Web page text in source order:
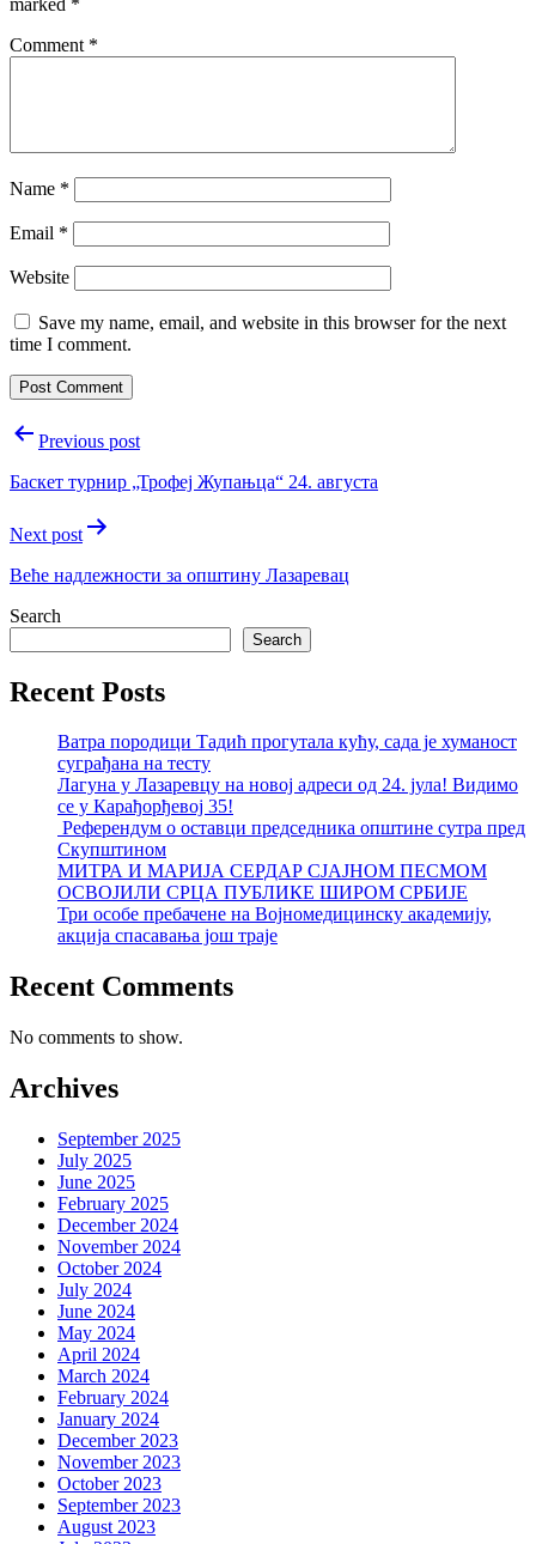
Comment *
Name *
Email *
Website
Save my name, email, and website in this browser for the next
time I comment.
PostPrevious post
Баскет турнир „Трофеј Жупањца“ 24. августа
Next post
Веће надлежности за општину Лазаревац
Search
Search
Recent Posts
Ватра породици Тадић прогутала кућу, сада је хуманост
суграђана на тесту
Лагуна у Лазаревцу на новој адреси од 24. јула! Видимо
се у Карађорђевој 35!
Референдум о оставци председника општине сутра пред
Скупштином
МИТРА И МАРИЈА СЕРДАР СЈАЈНОМ ПЕСМОМ
ОСВОЈИЛИ СРЦА ПУБЛИКЕ ШИРОМ СРБИЈЕ
Три особе пребачене на Војномедицинску академију,
акција спасавања још траје
Recent Comments
No comments to show.
Archives
September 2025
July 2025
June 2025
February 2025
December 2024
November 2024
October 2024
July 2024
June 2024
May 2024
April 2024
March 2024
February 2024
January 2024
December 2023
November 2023
October 2023
September 2023
August 2023